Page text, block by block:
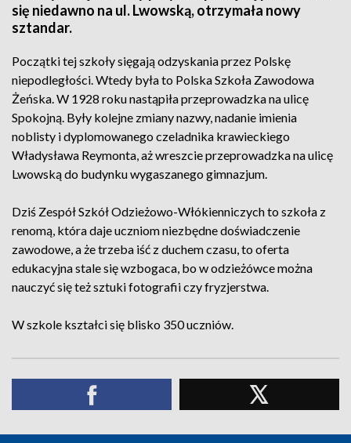
się niedawno na ul. Lwowską, otrzymała nowy
sztandar.
Początki tej szkoły sięgają odzyskania przez Polskę
niepodległości. Wtedy była to Polska Szkoła Zawodowa
Żeńska. W 1928 roku nastąpiła przeprowadzka na ulicę
Spokojną. Były kolejne zmiany nazwy, nadanie imienia
noblisty i dyplomowanego czeladnika krawieckiego
Władysława Reymonta, aż wreszcie przeprowadzka na ulicę
Lwowską do budynku wygaszanego gimnazjum.
Dziś Zespół Szkół Odzieżowo-Włókienniczych to szkoła z
renomą, która daje uczniom niezbędne doświadczenie
zawodowe, a że trzeba iść z duchem czasu, to oferta
edukacyjna stale się wzbogaca, bo w odzieżówce można
nauczyć się też sztuki fotografii czy fryzjerstwa.
W szkole kształci się blisko 350 uczniów.